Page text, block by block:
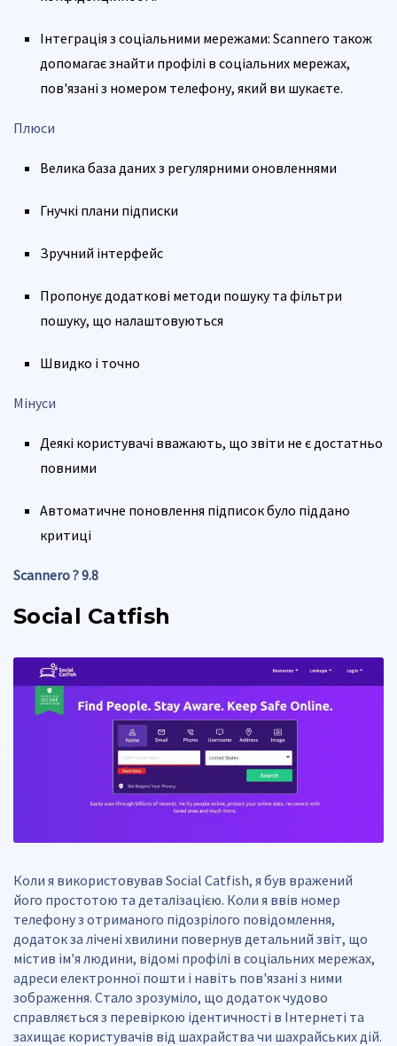
Інтеграція з соціальними мережами: Scannero також
допомагає знайти профілі в соціальних мережах,
пов'язані з номером телефону, який ви шукаєте.
Плюси
Велика база даних з регулярними оновленнями
Гнучкі плани підписки
Зручний інтерфейс
Пропонує додаткові методи пошуку та фільтри
пошуку, що налаштовуються
Швидко і точно
Мінуси
Деякі користувачі вважають, що звіти не є достатньо
повними
Автоматичне поновлення підписок було піддано
критиці
Scannero ? 9.8
Social Catfish
Коли я використовував Social Catfish, я був вражений
його простотою та деталізацією. Коли я ввів номер
телефону з отриманого підозрілого повідомлення,
додаток за лічені хвилини повернув детальний звіт, що
містив ім'я людини, відомі профілі в соціальних мережах,
адреси електронної пошти і навіть пов'язані з ними
зображення. Стало зрозуміло, що додаток чудово
справляється з перевіркою ідентичності в Інтернеті та
захищає користувачів від шахрайства чи шахрайських дій.